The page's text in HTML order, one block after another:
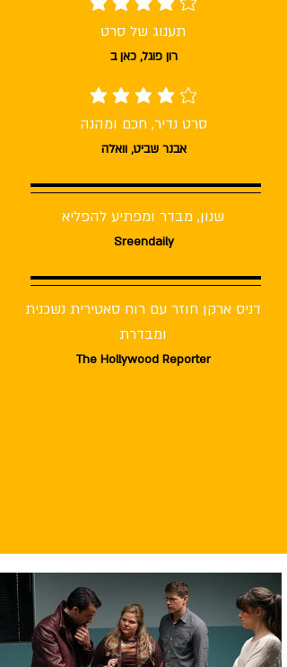
average rating is 4 out of 5
תענוג של סרט
רון פוגל, כאן ב
average rating is 4 out of 5
סרט נדיר, חכם ומהנה
אבנר שביט, וואלה
שנון, מבדר ומפתיע להפליא
Sreendaily
דניס ארקן חוזר עם רוח סאטירית נשכנית
ומבדרת
The Hollywood Reporter